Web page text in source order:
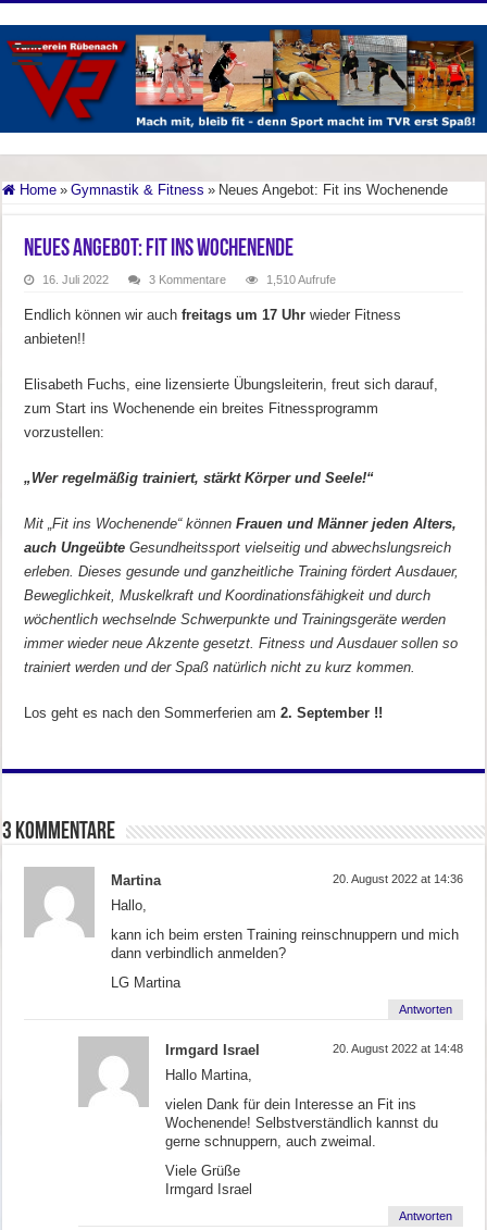
Home » Gymnastik & Fitness » Neues Angebot: Fit ins Wochenende
Neues Angebot: Fit ins Wochenende
16. Juli 2022 3 Kommentare 1,510 Aufrufe
Endlich können wir auchfreitags um 17 Uhr wieder Fitness
anbieten!!
Elisabeth Fuchs, eine lizensierte Übungsleiterin, freut sich darauf,
zum Start ins Wochenende ein breites Fitnessprogramm
vorzustellen:
„Wer regelmäßig trainiert, stärkt Körper und Seele!“
Mit „Fit ins Wochenende“ könnenFrauen und Männer jeden Alters,
auch Ungeübte Gesundheitssport vielseitig und abwechslungsreich
erleben. Dieses gesunde und ganzheitliche Training fördert Ausdauer,
Beweglichkeit, Muskelkraft und Koordinationsfähigkeit und durch
wöchentlich wechselnde Schwerpunkte und Trainingsgeräte werden
immer wieder neue Akzente gesetzt. Fitness und Ausdauer sollen so
trainiert werden und der Spaß natürlich nicht zu kurz kommen.
Los geht es nach den Sommerferien am2. September !!
3 Kommentare
Martina 20. August 2022 at 14:36
Hallo,
kann ich beim ersten Training reinschnuppern und mich
dann verbindlich anmelden?
LG Martina
Antworten
Irmgard Israel 20. August 2022 at 14:48
Hallo Martina,
vielen Dank für dein Interesse an Fit ins
Wochenende! Selbstverständlich kannst du
gerne schnuppern, auch zweimal.
Viele Grüße
Irmgard Israel
Antworten